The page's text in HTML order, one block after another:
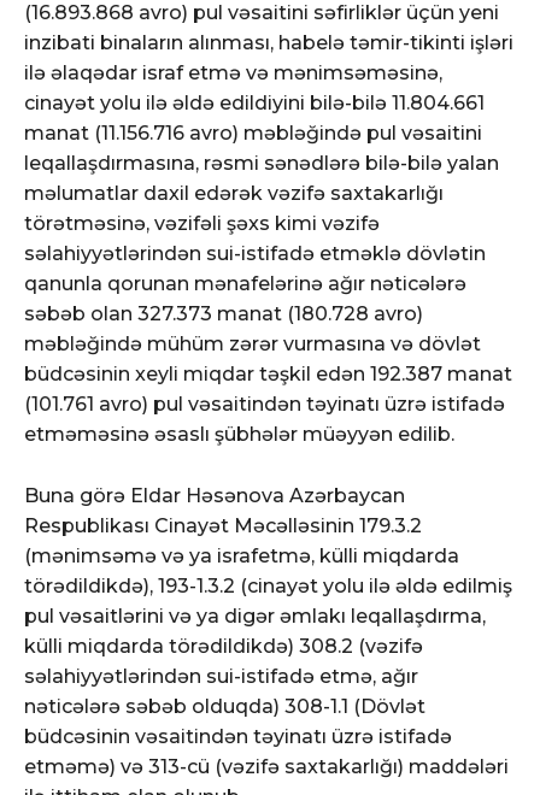
(16.893.868 avro) pul vəsaitini səfirliklər üçün yeni
inzibati binaların alınması, habelə təmir-tikinti işləri
ilə əlaqədar israf etmə və mənimsəməsinə,
cinayət yolu ilə əldə edildiyini bilə-bilə 11.804.661
manat (11.156.716 avro) məbləğində pul vəsaitini
leqallaşdırmasına, rəsmi sənədlərə bilə-bilə yalan
məlumatlar daxil edərək vəzifə saxtakarlığı
törətməsinə, vəzifəli şəxs kimi vəzifə
səlahiyyətlərindən sui-istifadə etməklə dövlətin
qanunla qorunan mənafelərinə ağır nəticələrə
səbəb olan 327.373 manat (180.728 avro)
məbləğində mühüm zərər vurmasına və dövlət
büdcəsinin xeyli miqdar təşkil edən 192.387 manat
(101.761 avro) pul vəsaitindən təyinatı üzrə istifadə
etməməsinə əsaslı şübhələr müəyyən edilib.
Buna görə Eldar Həsənova Azərbaycan
Respublikası Cinayət Məcəlləsinin 179.3.2
(mənimsəmə və ya israfetmə, külli miqdarda
törədildikdə), 193-1.3.2 (cinayət yolu ilə əldə edilmiş
pul vəsaitlərini və ya digər əmlakı leqallaşdırma,
külli miqdarda törədildikdə) 308.2 (vəzifə
səlahiyyətlərindən sui-istifadə etmə, ağır
nəticələrə səbəb olduqda) 308-1.1 (Dövlət
büdcəsinin vəsaitindən təyinatı üzrə istifadə
etməmə) və 313-cü (vəzifə saxtakarlığı) maddələri